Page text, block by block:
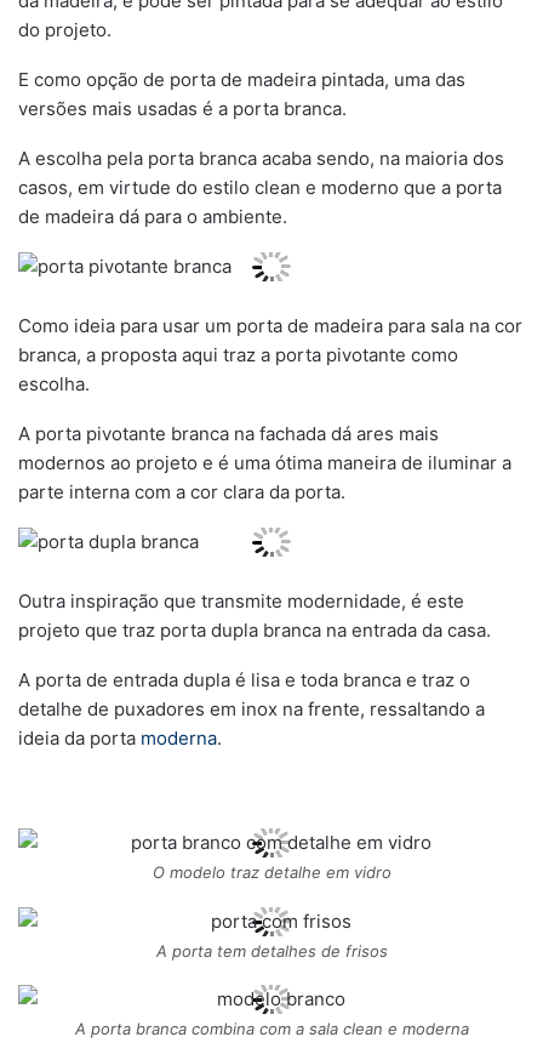
do projeto.
E como opção de porta de madeira pintada, uma das
versões mais usadas é a porta branca.
A escolha pela porta branca acaba sendo, na maioria dos
casos, em virtude do estilo clean e moderno que a porta
de madeira dá para o ambiente.
Como ideia para usar um porta de madeira para sala na cor
branca, a proposta aqui traz a porta pivotante como
escolha.
A porta pivotante branca na fachada dá ares mais
modernos ao projeto e é uma ótima maneira de iluminar a
parte interna com a cor clara da porta.
Outra inspiração que transmite modernidade, é este
projeto que traz porta dupla branca na entrada da casa.
A porta de entrada dupla é lisa e toda branca e traz o
detalhe de puxadores em inox na frente, ressaltando a
ideia da porta moderna.
O modelo traz detalhe em vidro
A porta tem detalhes de frisos
A porta branca combina com a sala clean e moderna